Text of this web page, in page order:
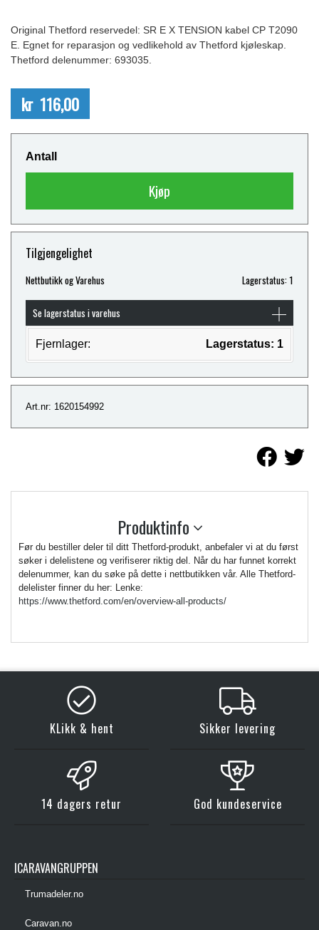
Original Thetford reservedel: SR E X TENSION kabel CP T2090
E. Egnet for reparasjon og vedlikehold av Thetford kjøleskap.
Thetford delenummer: 693035.
kr 116,00
Antall
Kjøp
Tilgjengelighet
Nettbutikk og Varehus Lagerstatus: 1
Se lagerstatus i varehus
Fjernlager: Lagerstatus: 1
Art.nr: 1620154992
Produktinfo
Før du bestiller deler til ditt Thetford-produkt, anbefaler vi at du først
søker i delelistene og verifiserer riktig del. Når du har funnet korrekt
delenummer, kan du søke på dette i nettbutikken vår. Alle Thetford-
delelister finner du her: Lenke:
https://www.thetford.com/en/overview-all-products/
KLikk & hent Sikker levering
14 dagers retur God kundeservice
ICARAVANGRUPPEN
Trumadeler.no
Caravan.no